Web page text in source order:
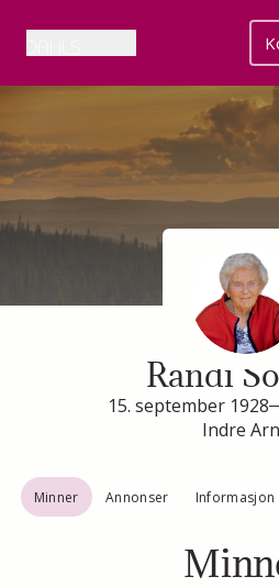
Minneside
Randi
15. september 1928
Indre
Minner Annonser Informasjon